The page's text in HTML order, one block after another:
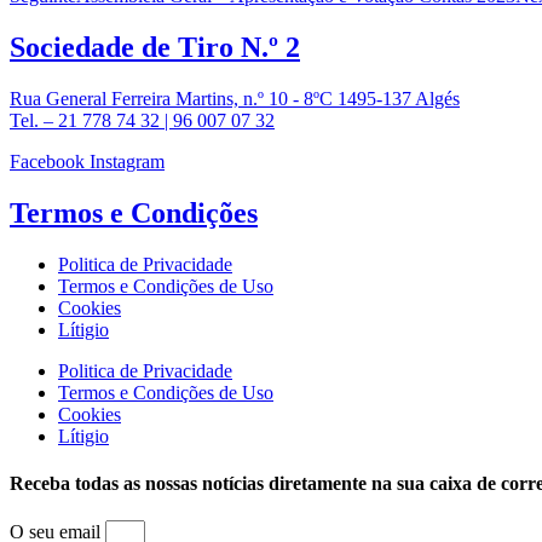
Sociedade de Tiro N.º 2
Rua General Ferreira Martins, n.º 10 - 8ºC 1495-137 Algés
Tel. – 21 778 74 32 | 96 007 07 32
Facebook Instagram
Termos e Condições
Politica de Privacidade
Termos e Condições de Uso
Cookies
Lítigio
Politica de Privacidade
Termos e Condições de Uso
Cookies
Lítigio
Receba todas as nossas notícias diretamente na sua caixa de
O seu email